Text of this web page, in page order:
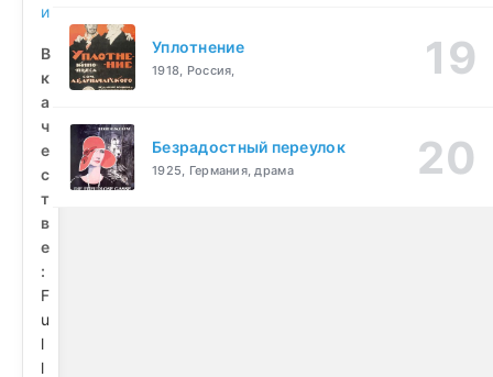
и
В
к
а
ч
е
с
т
в
е
:
F
u
l
l
Уплотнение
1918, Россия,
Безрадостный переулок
1925, Германия, драма